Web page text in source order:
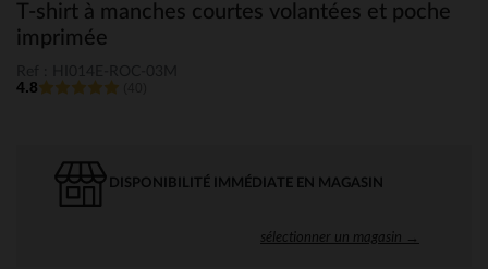
T-shirt à manches courtes volantées et poche
imprimée
4.8
DISPONIBILITÉ IMMÉDIATE EN MAGASIN
sélectionner un magasin →